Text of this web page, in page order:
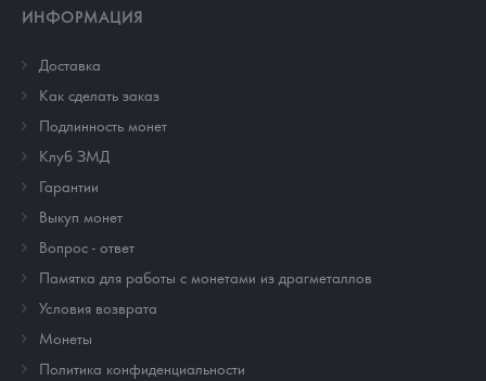
ИНФОРМАЦИЯ
Доставка
Как сделать заказ
Подлинность монет
Клуб ЗМД
Гарантии
Выкуп монет
Вопрос - ответ
Памятка для работы с монетами из драгметаллов
Условия возврата
Монеты
Политика конфиденциальности